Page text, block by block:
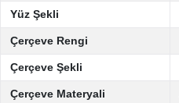
Yüz Şekli
Çerçeve Rengi
Çerçeve Şekli
Çerçeve Materyali